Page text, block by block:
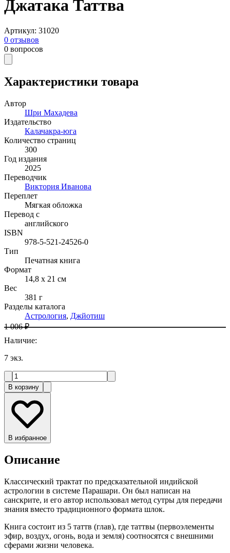
Джатака Таттва
Артикул: 31020
0 отзывов
0 вопросов
Характеристики товара
Автор
Шри Махадева
Издательство
Калачакра-юга
Количество страниц
300
Год издания
2025
Переводчик
Виктория Иванова
Переплет
Мягкая обложка
Перевод с
английского
ISBN
978-5-521-24526-0
Тип
Печатная книга
Формат
14,8 x 21 см
Вес
381 г
Разделы каталога
Астрология, Джйотиш
1 006 ₽
Наличие:
7 экз.
В корзину
В избранное
Описание
Классический трактат по предсказательной индийской
астрологии в системе Парашари. Он был написан на
санскрите, и его автор использовал метод сутры для передачи
знания вместо традиционного формата шлок.
Книга состоит из 5 таттв (глав), где таттвы (первоэлементы
эфир, воздух, огонь, вода и земля) соотносятся с внешними
сферами жизни человека.